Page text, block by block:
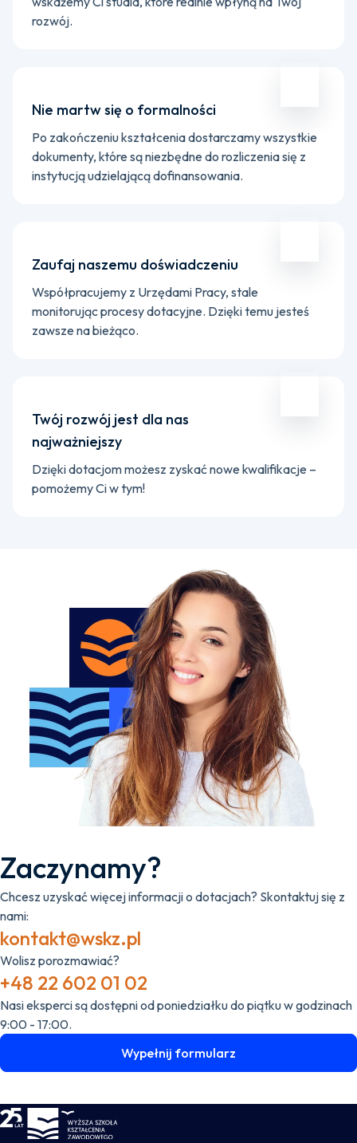
rozwój.
Nie martw się o formalności
Po zakończeniu kształcenia dostarczamy wszystkie
dokumenty, które są niezbędne do rozliczenia się z
instytucją udzielającą dofinansowania.
Zaufaj naszemu doświadczeniu
Współpracujemy z Urzędami Pracy, stale
monitorując procesy dotacyjne. Dzięki temu jesteś
zawsze na bieżąco.
Twój rozwój jest dla nas
najważniejszy
Dzięki dotacjom możesz zyskać nowe kwalifikacje –
pomożemy Ci w tym!
Zaczynamy?
Chcesz uzyskać więcej informacji o dotacjach? Skontaktuj się z
nami:
kontakt@wskz.pl
Wolisz porozmawiać?
+48 22 602 01 02
Nasi eksperci są dostępni od poniedziałku do piątku w godzinach
9:00 - 17:00.
Wypełnij formularz
WSKZ - strona główna